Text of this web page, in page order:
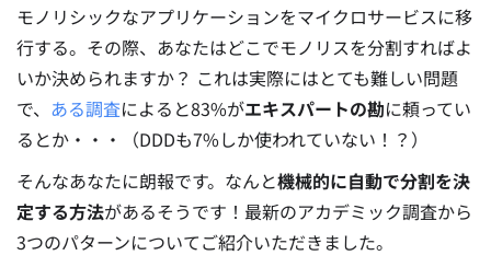
モノリシックなアプリケーションをマイクロサービスに移
行する。その際、あなたはどこでモノリスを分割すればよ
いか決められますか？ これは実際にはとても難しい問題
で、 ある調査によると83%がエキスパートの勘に頼ってい
るとか・・・（DDDも7%しか使われていない！？）
そんなあなたに朗報です。なんと機械的に自動で分割を決
定する方法があるそうです！最新のアカデミック調査から
3つのパターンについてご紹介いただきました。